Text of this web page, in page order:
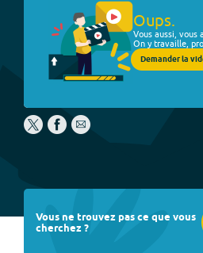
Oups.
Vous aussi, vous
On y travaille,
Demander la
Vous ne trouvez pas ce que vous
cherchez ?